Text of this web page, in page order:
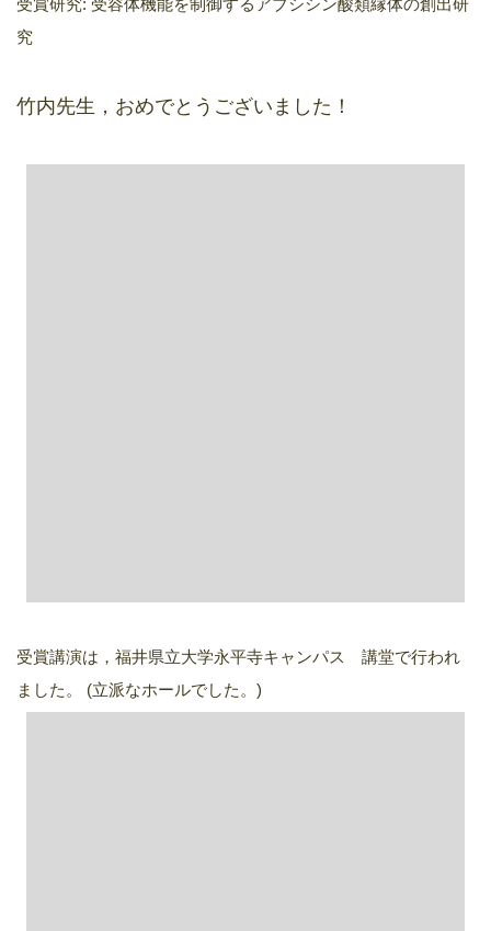
受賞研究: 受容体機能を制御するアブシシン酸類縁体の創出研
究
竹内先生，おめでとうございました！
受賞講演は，福井県立大学永平寺キャンパス 講堂で行われ
ました。 (立派なホールでした。)